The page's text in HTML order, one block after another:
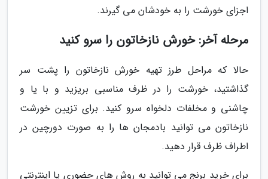
اجزای خورشت را به خودشان می گیرند.
مرحله آخر: خورش نازخاتون را سرو کنید
حالا که مراحل طرز تهیه خورش نازخاتون را پشت سر
گذاشتید، خورشت را در ظرف مناسبی بریزید و با یا و
چاشنی و مخلفات دلخواه سرو کنید. برای تزیین خورشت
نازخاتون می توانید بادمجان ها را به صورت دورچین در
اطراف ظرف قرار دهید.
برای خرید برنج می توانید به روش های حضوری یا اینترنتی